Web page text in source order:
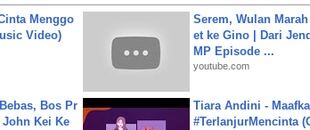
Menggo
Video)
Serem, Wulan
et ke Gino | Dari
MP Episode ...
youtube.com
Bos Pr
John Kei Ke
Tiara Andini -
#TerlanjurMencinta